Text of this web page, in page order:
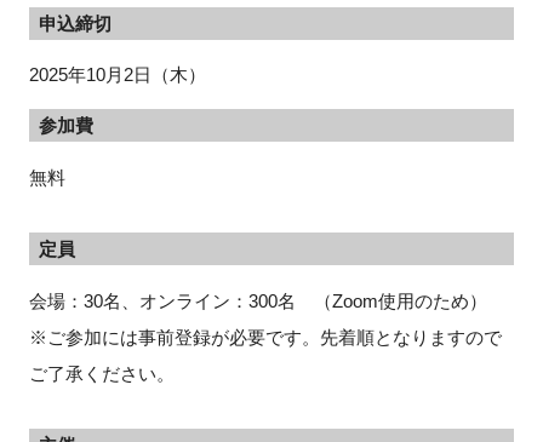
申込締切
2025年10月2日（木）
参加費
無料
定員
会場：30名、オンライン：300名 （Zoom使用のため）
※ご参加には事前登録が必要です。先着順となりますので
ご了承ください。